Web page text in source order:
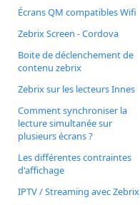
Écrans QM compatibles Wifi
Zebrix Screen - Cordova
Boite de déclenchement de
contenu zebrix
Zebrix sur les lecteurs Innes
Comment synchroniser la
lecture simultanée sur
plusieurs écrans ?
Les différentes contraintes
d'affichage
IPTV / Streaming avec Zebrix